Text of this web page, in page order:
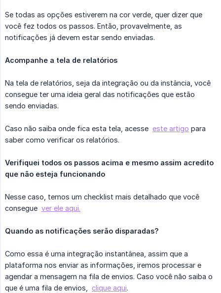
Se todas as opções estiverem na cor verde, quer dizer que
você fez todos os passos. Então, provavelmente, as
notificações já devem estar sendo enviadas.
Acompanhe a tela de relatórios
Na tela de relatórios, seja da integração ou da instância, você
consegue ter uma ideia geral das notificações que estão
sendo enviadas.
Caso não saiba onde fica esta tela, acesse este artigo para
saber como verificar os relatórios.
Verifiquei todos os passos acima e mesmo assim acredito
que não esteja funcionando
Nesse caso, temos um checklist mais detalhado que você
consegue ver ele aqui.
Quando as notificações serão disparadas?
Como essa é uma integração instantânea, assim que a
plataforma nos enviar as informações, iremos processar e
agendar a mensagem na fila de envios. Caso você não saiba o
que é uma fila de envios, clique aqui.